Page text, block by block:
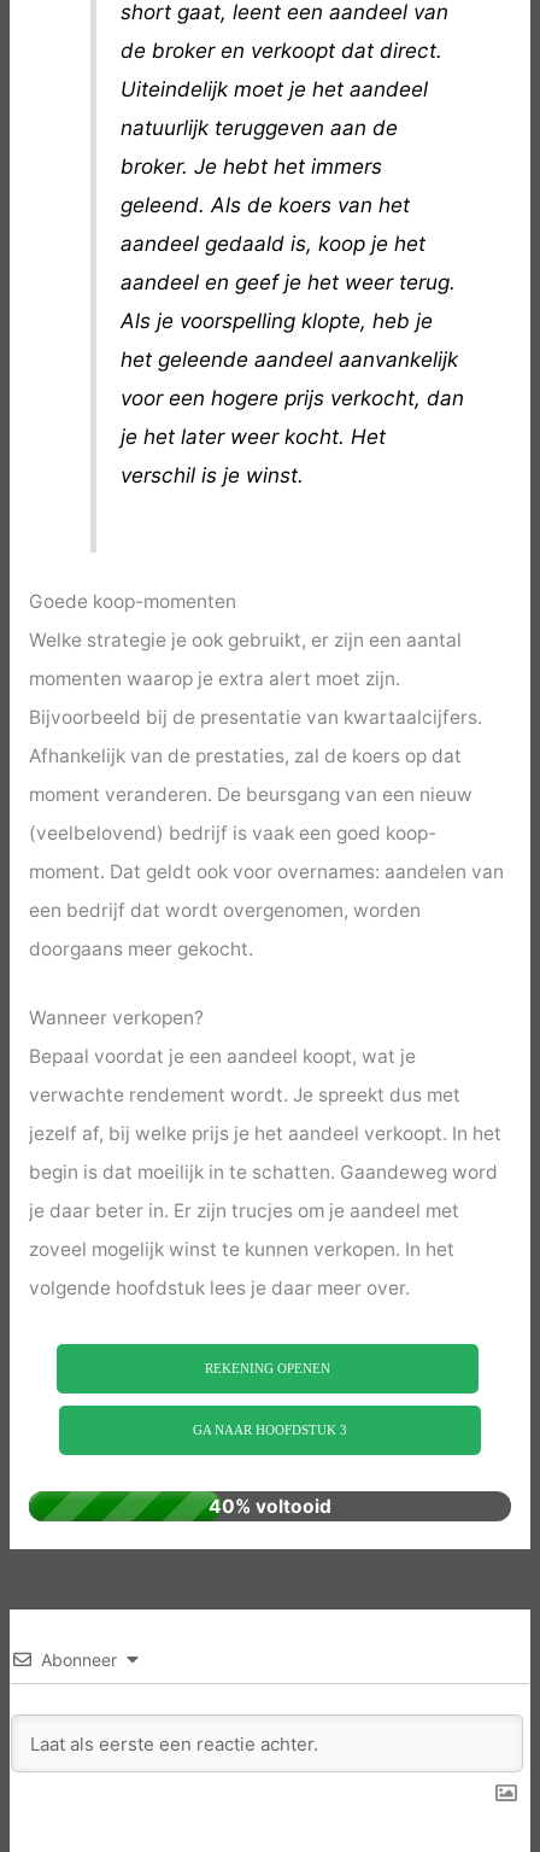
short gaat, leent een aandeel van
de broker en verkoopt dat direct.
Uiteindelijk moet je het aandeel
natuurlijk teruggeven aan de
broker. Je hebt het immers
geleend. Als de koers van het
aandeel gedaald is, koop je het
aandeel en geef je het weer terug.
Als je voorspelling klopte, heb je
het geleende aandeel aanvankelijk
voor een hogere prijs verkocht, dan
je het later weer kocht. Het
verschil is je winst.
Goede koop-momenten
Welke strategie je ook gebruikt, er zijn een aantal
momenten waarop je extra alert moet zijn.
Bijvoorbeeld bij de presentatie van kwartaalcijfers.
Afhankelijk van de prestaties, zal de koers op dat
moment veranderen. De beursgang van een nieuw
(veelbelovend) bedrijf is vaak een goed koop-
moment. Dat geldt ook voor overnames: aandelen van
een bedrijf dat wordt overgenomen, worden
doorgaans meer gekocht.
Wanneer verkopen?
Bepaal voordat je een aandeel koopt, wat je
verwachte rendement wordt. Je spreekt dus met
jezelf af, bij welke prijs je het aandeel verkoopt. In het
begin is dat moeilijk in te schatten. Gaandeweg word
je daar beter in. Er zijn trucjes om je aandeel met
zoveel mogelijk winst te kunnen verkopen. In het
volgende hoofdstuk lees je daar meer over.
REKENING OPENEN
GA NAAR HOOFDSTUK 3
40% voltooid
Abonneer